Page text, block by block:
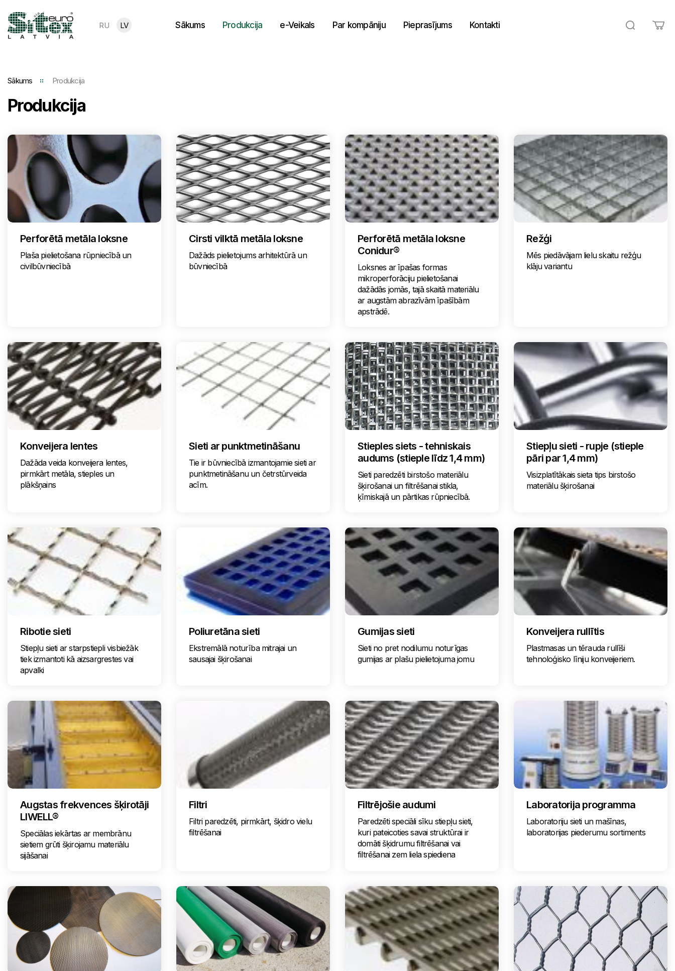
RU LV Sākums Produkcija e-Veikals Par kompāniju Pieprasījums Kontakti
Sākums Produkcija
Produkcija
Perforētā metāla loksne
Plaša pielietošana rūpniecībā un
civilbūvniecībā
Cirsti vilktā metāla loksne
Dažāds pielietojums arhitektūrā un
būvniecībā
Perforētā metāla loksne
Conidur®
Loksnes ar īpašas formas
mikroperforāciju pielietošanai
dažādās jomās, tajā skaitā materiālu
ar augstām abrazīvām īpašībām
apstrādē.
Režģi
Mēs piedāvājam lielu skaitu režģu
klāju variantu
Konveijera lentes
Dažāda veida konveijera lentes,
pirmkārt metāla, stieples un
plākšņains
Sieti ar punktmetināšanu
Tie ir būvniecībā izmantojamie sieti ar
punktmetināšanu un četrstūrveida
acīm.
Stieples siets - tehniskais
audums (stieple līdz 1,4 mm)
Sieti paredzēti birstošo materiālu
šķirošanai un filtrēšanai stikla,
ķīmiskajā un pārtikas rūpniecībā.
Stiepļu sieti - rupje (stieple
pāri par 1,4 mm)
Visizplatītākais sieta tips birstošo
materiālu šķirošanai
Ribotie sieti
Stiepļu sieti ar starpstiepli visbiežāk
tiek izmantoti kā aizsargrestes vai
apvalki
Poliuretāna sieti
Ekstremālā noturība mitrajai un
sausajai šķirošanai
Gumijas sieti
Sieti no pret nodilumu noturīgas
gumijas ar plašu pielietojuma jomu
Konveijera rullītis
Plastmasas un tērauda rullīši
tehnoloģisko līniju konveijeriem.
Augstas frekvences šķirotāji
LIWELL®
Speciālas iekārtas ar membrānu
sietiem grūti šķirojamu materiālu
sijāšanai
Filtri
Filtri paredzēti, pirmkārt, šķidro vielu
filtrēšanai
Filtrējošie audumi
Paredzēti speciāli sīku stiepļu sieti,
kuri pateicoties savai struktūrai ir
domāti šķidrumu filtrēšanai vai
filtrēšanai zem liela spiediena
Laboratorija programma
Laboratoriju sieti un mašīnas,
laboratorijas piederumu sortiments